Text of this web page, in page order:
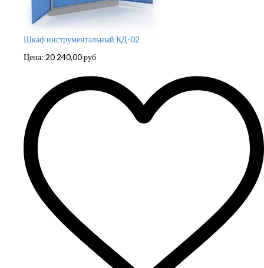
Шкаф инструментальный КД-02
Цена: 20 240,00руб